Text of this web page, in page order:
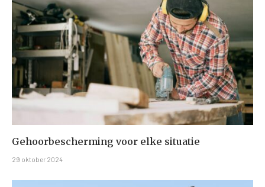
Gehoorbescherming voor elke situatie
29 oktober 2024